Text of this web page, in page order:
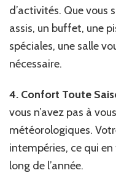
d’activités. Que vous
assis, un buffet, une
spéciales, une salle
nécessaire.
4. Confort Toute
vous n’avez pas à
météorologiques.
intempéries, ce qui
long de l’année.